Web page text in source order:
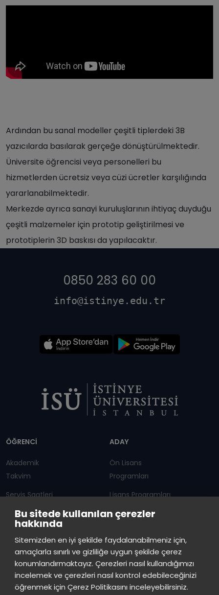
Bu sitede kullanılan çerezler
hakkında
Sitemizden en iyi şekilde faydalanabilmeniz için,
amaçlarla sınırlı ve gizliliğe uygun şekilde çerez
konumlandırmaktayız. Çerezleri nasıl kullandığımızı
incelemek ve çerezleri nasıl kontrol edebileceğinizi
öğrenmek için Çerez Politikasını inceleyebilirsiniz.
Ardından bu sanal modeller çeşitli tiplerdeki 3B
yazıcılarda basılarak gerçeğe dönüştürülmektedir.
Üniversite öğrencisi veya personelleri bu
hizmetlerden ücretsiz veya cüzi ücretler karşılığında
yararlanabilmektedir.
Merkezde ayrıca sanayi kuruluşlarının ihtiyaç duyduğu
çeşitli malzemeler için prototip geliştirilmesi ve
prototiplerin 3D baskısı da yapılacaktır.
0850 283 60 00
info@istinye.edu.tr
ÖĞRENCİ
Akademik
Takvim
Servis Saatleri
Duyurular
ADAY
Ön Lisans
Programları
Lisans Programları
Lisansüstü
İSTİNYE
Basın
Kiti
İhaleler İstinye Post Kampüslerimiz
çevrimiçi
İstinye Üniversitesi
Merhaba! Size nasıl yardımcı